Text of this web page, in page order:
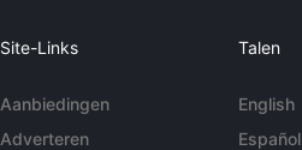
Site-Links
Aanbiedingen
Adverteren
Talen
English
Español